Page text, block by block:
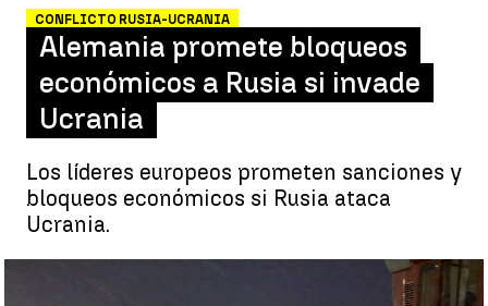
CONFLICTO RUSIA-UCRANIA
Alemania promete bloqueos
económicos a Rusia si invade
Ucrania
Los líderes europeos prometen sanciones y
bloqueos económicos si Rusia ataca
Ucrania.
Alemania promete bloqueos económicos a Rusia si invade
Ucrania |
EFE